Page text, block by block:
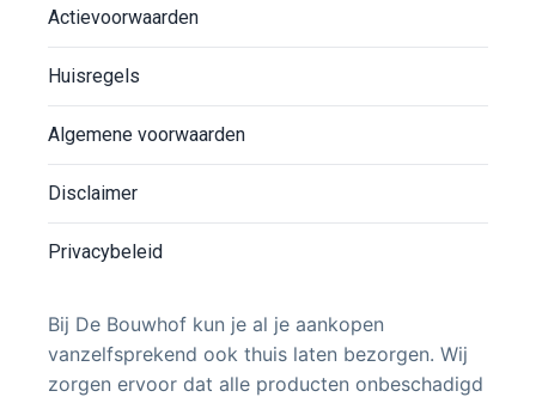
Actievoorwaarden
Huisregels
Algemene voorwaarden
Disclaimer
Privacybeleid
Bij De Bouwhof kun je al je aankopen
vanzelfsprekend ook thuis laten bezorgen. Wij
zorgen ervoor dat alle producten onbeschadigd